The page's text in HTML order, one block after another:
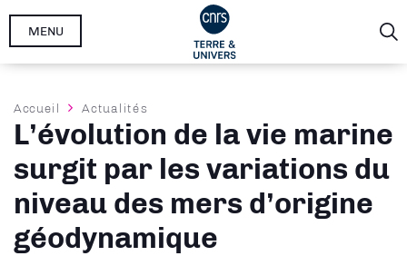
Aller
MENU
Fil
d'Ariane
Accueil Actualités
L’évolution de la vie marine
surgit par les variations du
niveau des mers d’origine
géodynamique